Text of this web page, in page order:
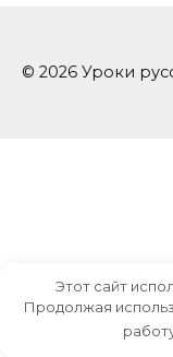
© 2026 Уроки
Этот сайт
Продолжая